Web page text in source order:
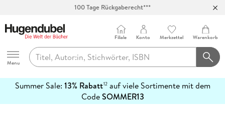
100 Tage Rückgaberecht***
Hugendubel
Menu
Filiale Konto Merkzettel Warenkorb
Summer Sale: 13% Rabatt12auf viele Sortimente mit dem
CodeSOMMER13
erfahren